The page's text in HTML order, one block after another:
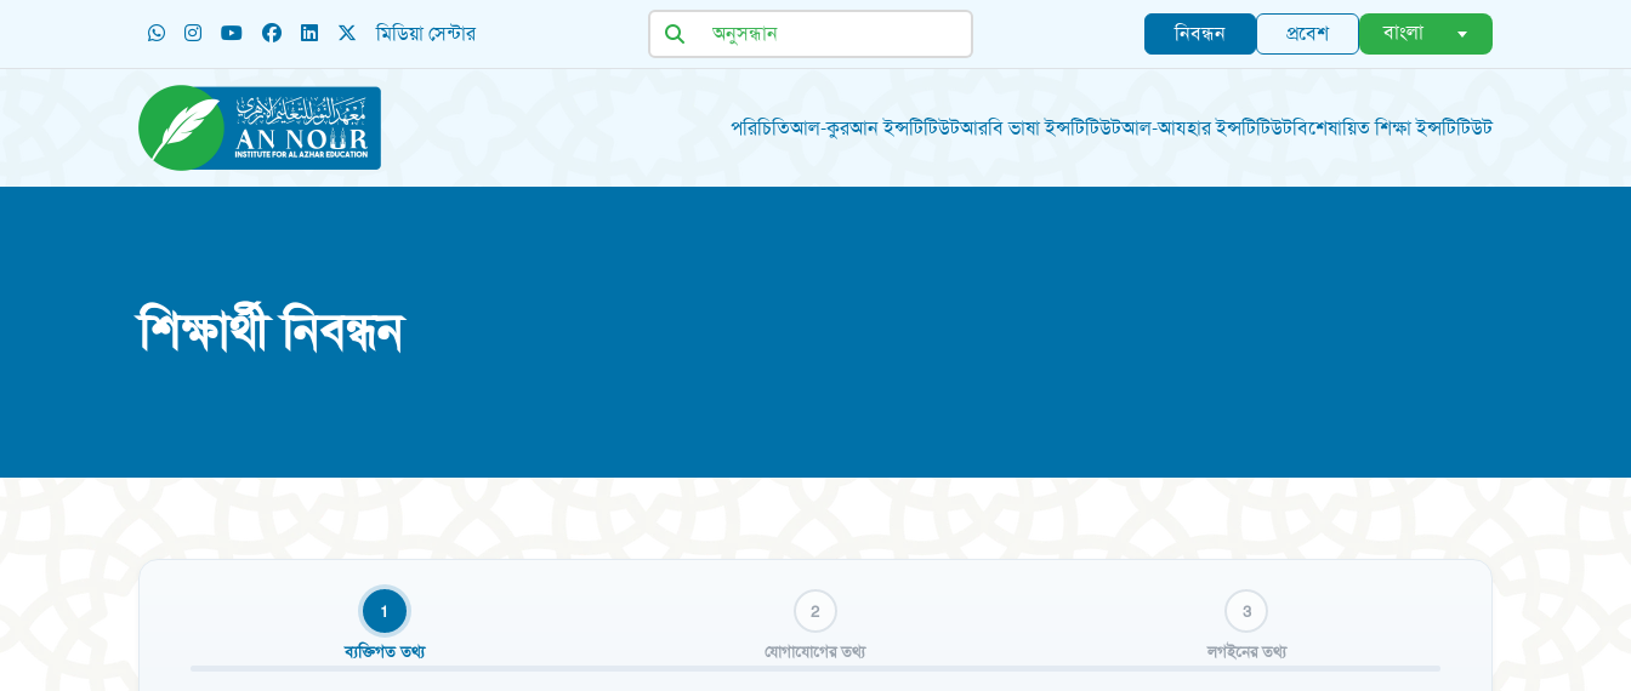
মিডিয়া সেন্টার নিবন্ধন প্রবেশ বাংলা
পরিচিতিআল-কুরআন ইন্সটিটিউটআরবি ভাষা ইন্সটিটিউটআল-আযহার ইন্সটিটিউটবিশেষায়িত শিক্ষা ইন্সটিটিউট
শিক্ষার্থী নিবন্ধন
1
ব্যক্তিগত তথ্য
2
যোগাযোগের তথ্য
3
লগইনের তথ্য